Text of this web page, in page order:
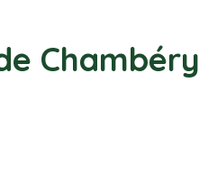
Chambéry